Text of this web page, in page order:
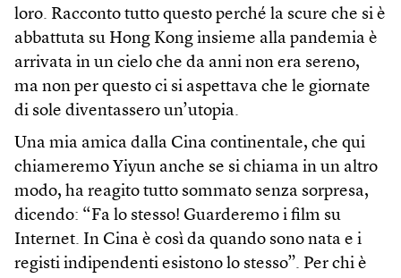
loro. Racconto tutto questo perché la scure che si è
abbattuta su Hong Kong insieme alla pandemia è
arrivata in un cielo che da anni non era sereno,
ma non per questo ci si aspettava che le giornate
di sole diventassero un’utopia.
Una mia amica dalla Cina continentale, che qui
chiameremo Yiyun anche se si chiama in un altro
modo, ha reagito tutto sommato senza sorpresa,
dicendo: “Fa lo stesso! Guarderemo i film su
Internet. In Cina è così da quando sono nata e i
registi indipendenti esistono lo stesso”. Per chi è